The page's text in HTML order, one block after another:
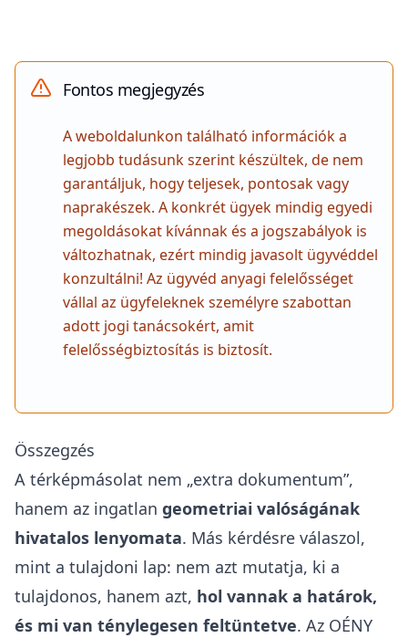
Fontos megjegyzés
A weboldalunkon található információk a
legjobb tudásunk szerint készültek, de nem
garantáljuk, hogy teljesek, pontosak vagy
naprakészek. A konkrét ügyek mindig egyedi
megoldásokat kívánnak és a jogszabályok is
változhatnak, ezért mindig javasolt ügyvéddel
konzultálni! Az ügyvéd anyagi felelősséget
vállal az ügyfeleknek személyre szabottan
adott jogi tanácsokért, amit
felelősségbiztosítás is biztosít.
Összegzés
A térképmásolat nem „extra dokumentum”,
hanem az ingatlan geometriai valóságának
hivatalos lenyomata. Más kérdésre válaszol,
mint a tulajdoni lap: nem azt mutatja, ki a
tulajdonos, hanem azt, hol vannak a határok,
és mi van ténylegesen feltüntetve. Az OÉNY